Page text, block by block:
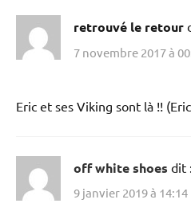
retrouvé le retour
7 novembre 2017 à
Eric et ses Viking sont là !!
off white shoes dit :
9 janvier 2019 à 14:14